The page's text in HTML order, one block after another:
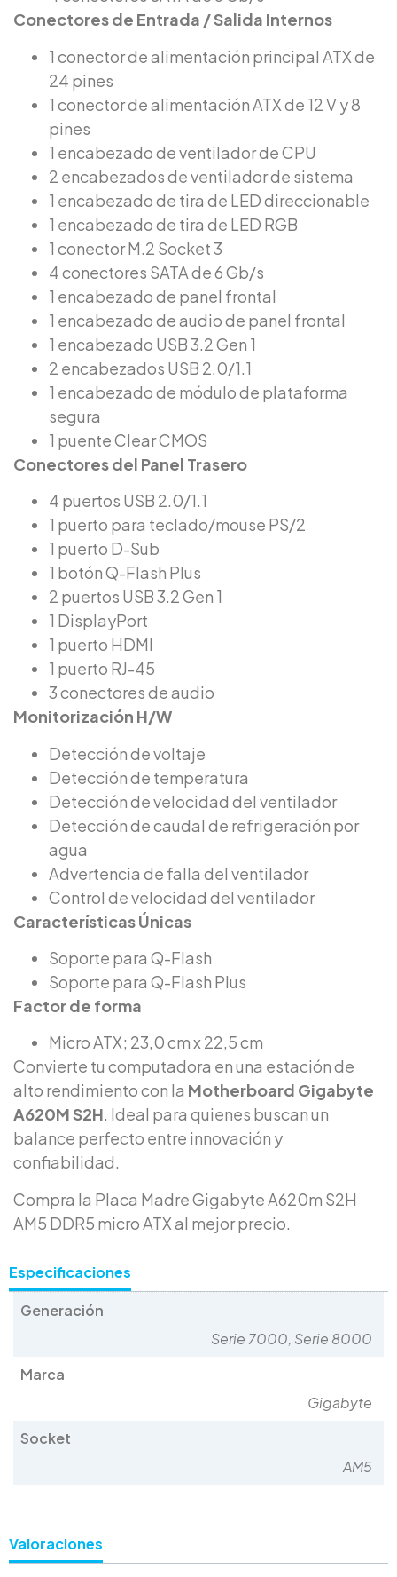
Conectores de Entrada / Salida Internos
1 conector de alimentación principal ATX de
24 pines
1 conector de alimentación ATX de 12 V y 8
pines
1 encabezado de ventilador de CPU
2 encabezados de ventilador de sistema
1 encabezado de tira de LED direccionable
1 encabezado de tira de LED RGB
1 conector M.2 Socket 3
4 conectores SATA de 6 Gb/s
1 encabezado de panel frontal
1 encabezado de audio de panel frontal
1 encabezado USB 3.2 Gen 1
2 encabezados USB 2.0/1.1
1 encabezado de módulo de plataforma
segura
1 puente Clear CMOS
Conectores del Panel Trasero
4 puertos USB 2.0/1.1
1 puerto para teclado/mouse PS/2
1 puerto D-Sub
1 botón Q-Flash Plus
2 puertos USB 3.2 Gen 1
1 DisplayPort
1 puerto HDMI
1 puerto RJ-45
3 conectores de audio
Monitorización H/W
Detección de voltaje
Detección de temperatura
Detección de velocidad del ventilador
Detección de caudal de refrigeración por
agua
Advertencia de falla del ventilador
Control de velocidad del ventilador
Características Únicas
Soporte para Q-Flash
Soporte para Q-Flash Plus
Factor de forma
Micro ATX; 23,0 cm x 22,5 cm
Convierte tu computadora en una estación de
alto rendimiento con la Motherboard Gigabyte
A620M S2H. Ideal para quienes buscan un
balance perfecto entre innovación y
confiabilidad.
Compra la Placa Madre Gigabyte A620m S2H
AM5 DDR5 micro ATX al mejor precio.
Especificaciones
Generación
Serie 7000, Serie 8000
Marca
Gigabyte
Socket
AM5
Valoraciones